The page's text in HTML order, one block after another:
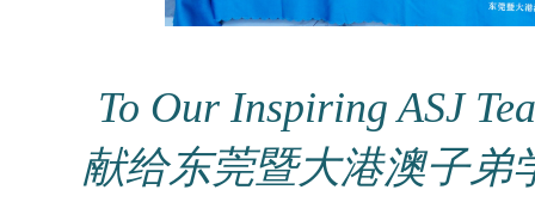
To Our Inspiring ASJ
献给东莞暨大港澳子弟